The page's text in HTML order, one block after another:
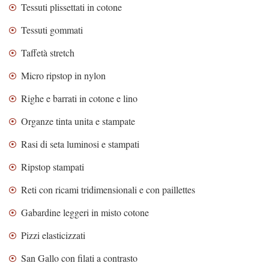
Tessuti plissettati in cotone
Tessuti gommati
Taffetà stretch
Micro ripstop in nylon
Righe e barrati in cotone e lino
Organze tinta unita e stampate
Rasi di seta luminosi e stampati
Ripstop stampati
Reti con ricami tridimensionali e con paillettes
Gabardine leggeri in misto cotone
Pizzi elasticizzati
San Gallo con filati a contrasto